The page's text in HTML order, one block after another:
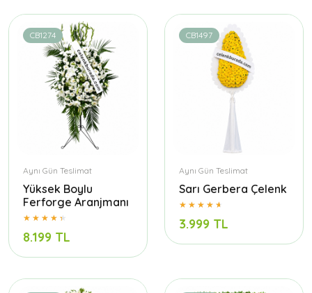
CB1274
Aynı Gün Teslimat
Yüksek Boylu
Ferforge Aranjmanı
8.199 TL
CB1497
Aynı Gün Teslimat
Sarı Gerbera Çelenk
3.999 TL